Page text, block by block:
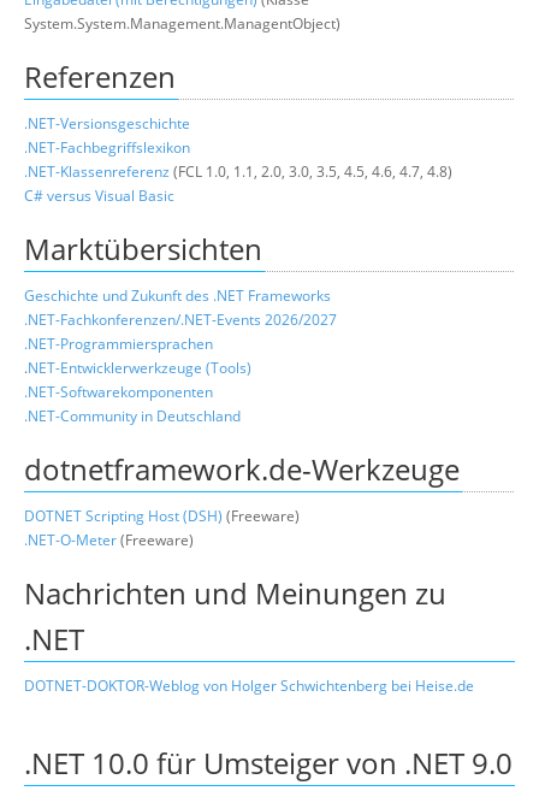
System.System.Management.ManagentObject)
Referenzen
.NET-Versionsgeschichte
.NET-Fachbegriffslexikon
.NET-Klassenreferenz (FCL 1.0, 1.1, 2.0, 3.0, 3.5, 4.5, 4.6, 4.7, 4.8)
C# versus Visual Basic
Marktübersichten
Geschichte und Zukunft des .NET Frameworks
.NET-Fachkonferenzen/.NET-Events 2026/2027
.NET-Programmiersprachen
.NET-Entwicklerwerkzeuge (Tools)
.NET-Softwarekomponenten
.NET-Community in Deutschland
dotnetframework.de-Werkzeuge
DOTNET Scripting Host (DSH) (Freeware)
.NET-O-Meter(Freeware)
Nachrichten und Meinungen zu
.NET
DOTNET-DOKTOR-Weblog von Holger Schwichtenberg bei Heise.de
.NET 10.0 für Umsteiger von .NET 9.0